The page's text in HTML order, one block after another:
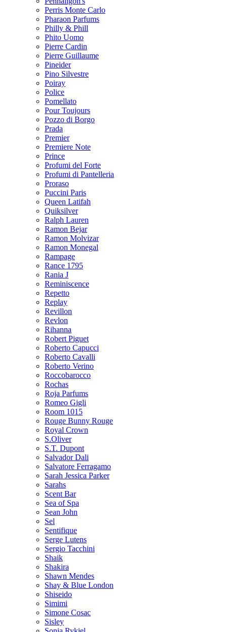
Perris Monte Carlo
Pharaon Parfums
Philly & Phill
Phito Uomo
Pierre Cardin
Pierre Guillaume
Pineider
Pino Silvestre
Poiray
Police
Pomellato
Pour Toujours
Pozzo di Borgo
Prada
Premier
Premiere Note
Prince
Profumi del Forte
Profumi di Pantelleria
Proraso
Puccini Paris
Queen Latifah
Quiksilver
Ralph Lauren
Ramon Bejar
Ramon Molvizar
Ramon Monegal
Rampage
Rance 1795
Rania J
Reminiscence
Repetto
Replay
Revillon
Revlon
Rihanna
Robert Piguet
Roberto Capucci
Roberto Cavalli
Roberto Verino
Roccobarocco
Rochas
Roja Parfums
Romeo Gigli
Room 1015
Rouge Bunny Rouge
Royal Crown
S.Oliver
S.T. Dupont
Salvador Dali
Salvatore Ferragamo
Sarah Jessica Parker
Sarahs
Scent Bar
Sea of Spa
Sean John
Sel
Sentifique
Serge Lutens
Sergio Tacchini
Shaik
Shakira
Shawn Mendes
Shay & Blue London
Shiseido
Simimi
Simone Cosac
Sisley